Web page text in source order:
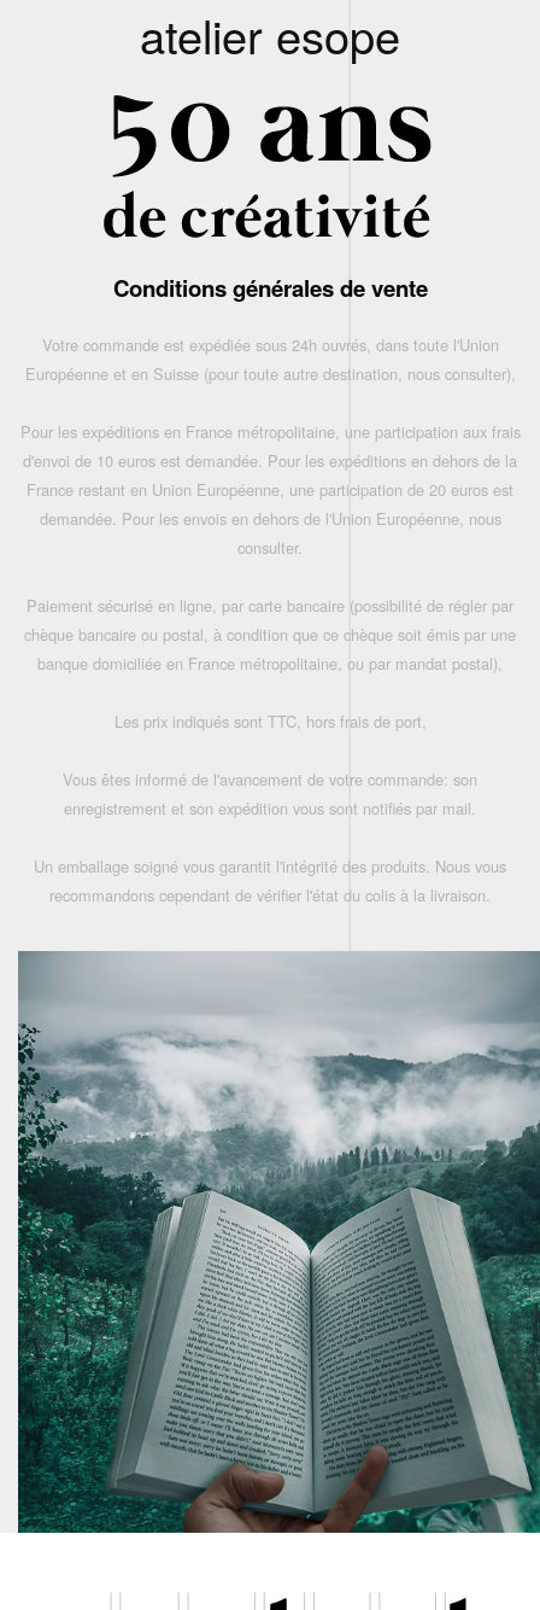
atelier esope
Conditions générales de vente
Votre commande est expédiée sous 24h ouvrés, dans toute l'Union
Européenne et en Suisse (pour toute autre destination, nous consulter),
Pour les expéditions en France métropolitaine, une participation aux frais
d'envoi de 10 euros est demandée. Pour les expéditions en dehors de la
France restant en Union Européenne, une participation de 20 euros est
demandée. Pour les envois en dehors de l'Union Européenne, nous
consulter.
Paiement sécurisé en ligne, par carte bancaire (possibilité de régler par
chèque bancaire ou postal, à condition que ce chèque soit émis par une
banque domiciliée en France métropolitaine, ou par mandat postal),
Les prix indiqués sont TTC, hors frais de port,
Vous êtes informé de l'avancement de votre commande: son
enregistrement et son expédition vous sont notifiés par mail.
Un emballage soigné vous garantit l'intégrité des produits. Nous vous
recommandons cependant de vérifier l'état du colis à la livraison.